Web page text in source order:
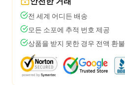
전 세계 어디든 배송
모든 소포에 추적 번호 제공
상품을 받지 못한 경우 전액 환불